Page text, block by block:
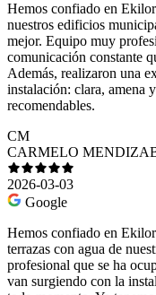
Hemos confiado en
nuestros edificios
mejor. Equipo muy
comunicación constante
Además, realizaron una
instalación: clara, amena
recomendables.
CM
CARMELO
2026-03-03
Google
Hemos confiado en
terrazas con agua de
profesional que se ha
van surgiendo con la